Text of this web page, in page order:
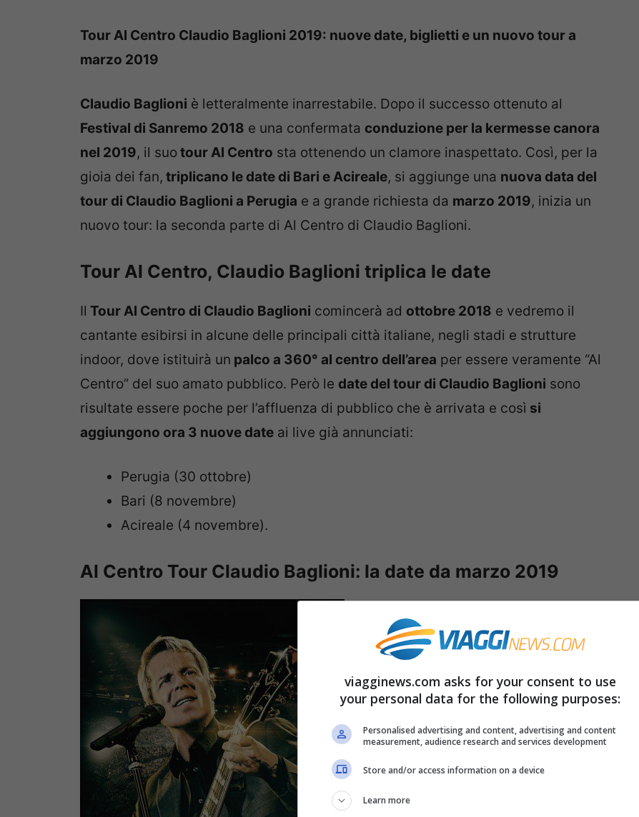
Tour Al Centro Claudio Baglioni 2019: nuove date, biglietti e un nuovo tour a
marzo 2019
Claudio Baglioni è letteralmente inarrestabile. Dopo il successo ottenuto al
Festival di Sanremo 2018 e una confermata conduzione per la kermesse canora
nel 2019, il suotour Al Centro sta ottenendo un clamore inaspettato. Così, per la
gioia dei fan, triplicano le date di Bari e Acireale, si aggiunge una nuova data del
tour di Claudio Baglioni a Perugia e a grande richiesta da marzo 2019, inizia un
nuovo tour: la seconda parte di Al Centro di Claudio Baglioni.
Tour Al Centro, Claudio Baglioni triplica le date
Il Tour Al Centro di Claudio Baglioni comincerà ad ottobre 2018 e vedremo il
cantante esibirsi in alcune delle principali città italiane, negli stadi e strutture
indoor, dove istituirà un palco a 360° al centro dell’area per essere veramente “Al
Centro” del suo amato pubblico. Però le date del tour di Claudio Baglioni sono
risultate essere poche per l’affluenza di pubblico che è arrivata e così si
aggiungono ora 3 nuove date ai live già annunciati:
Perugia (30 ottobre)
Bari (8 novembre)
Acireale (4 novembre).
Al Centro Tour Claudio Baglioni: la date da marzo 2019
viagginews.com asks for your consent to use
your personal data for the following purposes:
Personalised advertising and content, advertising and content
measurement, audience research and services development
Store and/or access information on a device
Learn more